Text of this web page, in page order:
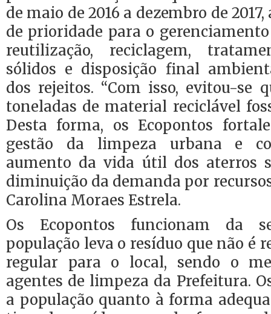
de maio de 2016 a dezembro de
de prioridade para o
reutilização, reciclagem,
sólidos e disposição final
dos rejeitos. “Com isso, evitou-se
toneladas de material reciclável
Desta forma, os Ecopontos
gestão da limpeza urbana e
aumento da vida útil dos aterros
diminuição da demanda por
Carolina Moraes Estrela.
Os Ecopontos funcionam da
população leva o resíduo que não é
regular para o local, sendo o
agentes de limpeza da Prefeitura.
a população quanto à forma